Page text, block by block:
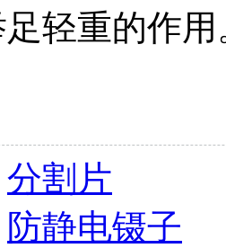
轻重的作用
分割片
防静电镊子